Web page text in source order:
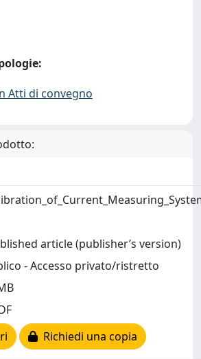
Atti di convegno
article (publisher’s version)
- Accesso privato/ristretto
Richiedi una copia